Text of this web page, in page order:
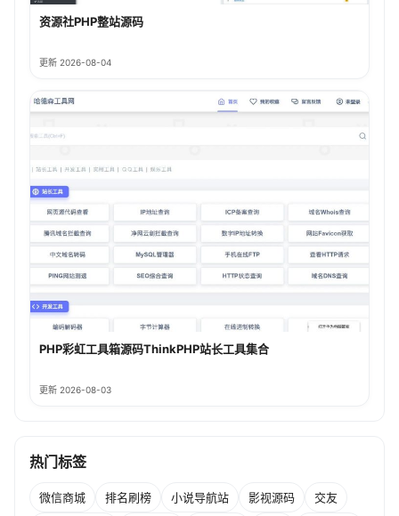
资源社PHP整站源码
更新 2026-08-04
PHP彩虹工具箱源码ThinkPHP站长工具集合
更新 2026-08-03
热门标签
微信商城 排名刷榜 小说导航站 影视源码 交友